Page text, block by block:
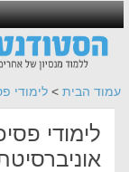
עמוד הבית > לימודי
לימודי